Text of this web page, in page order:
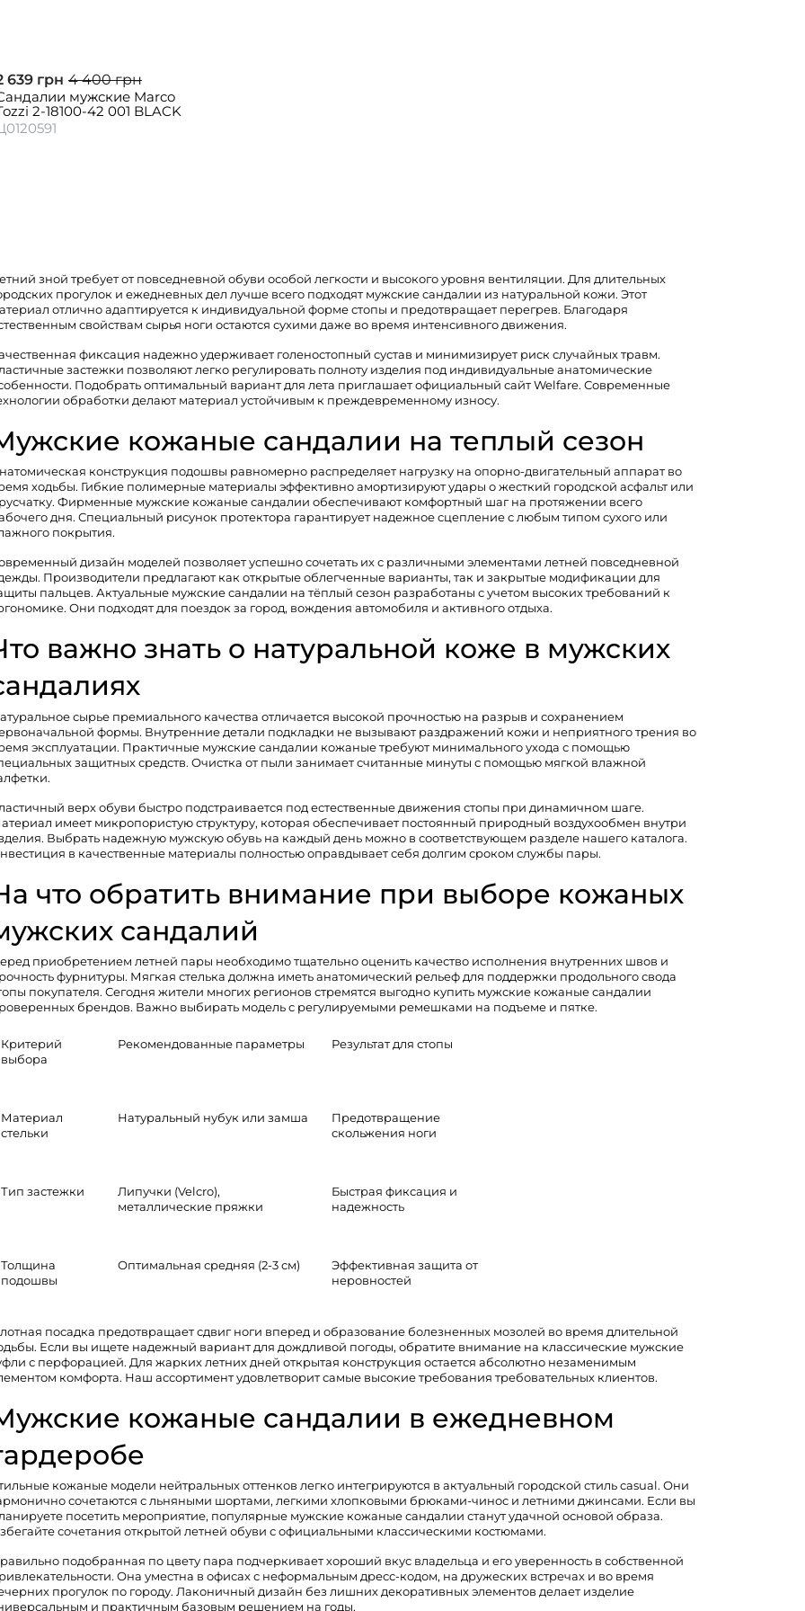
639 грн 4 400 грн
мужские Marco
2-18100-42 001 BLACK
зной требует от повседневной обуви особой легкости и высокого уровня вентиляции. Для длительных
прогулок и ежедневных дел лучше всего подходят мужские сандалии из натуральной кожи. Этот
отлично адаптируется к индивидуальной форме стопы и предотвращает перегрев. Благодаря
свойствам сырья ноги остаются сухими даже во время интенсивного движения.
фиксация надежно удерживает голеностопный сустав и минимизирует риск случайных травм.
застежки позволяют легко регулировать полноту изделия под индивидуальные анатомические
Подобрать оптимальный вариант для лета приглашает официальный сайтWelfare. Современные
обработки делают материал устойчивым к преждевременному износу.
кожаные сандалии на теплый сезон
конструкция подошвы равномерно распределяет нагрузку на опорно-двигательный аппарат во
ходьбы. Гибкие полимерные материалы эффективно амортизируют удары о жесткий городской асфальт или
Фирменные мужские кожаные сандалии обеспечивают комфортный шаг на протяжении всего
дня. Специальный рисунок протектора гарантирует надежное сцепление с любым типом сухого или
покрытия.
дизайн моделей позволяет успешно сочетать их с различными элементами летней повседневной
Производители предлагают как открытые облегченные варианты, так и закрытые модификации для
пальцев. Актуальные мужские сандалии на тёплый сезон разработаны с учетом высоких требований к
Они подходят для поездок за город, вождения автомобиля и активного отдыха.
важно знать о натуральной коже в мужских
сырье премиального качества отличается высокой прочностью на разрыв и сохранением
формы. Внутренние детали подкладки не вызывают раздражений кожи и неприятного трения во
эксплуатации. Практичные мужские сандалии кожаные требуют минимального ухода с помощью
защитных средств. Очистка от пыли занимает считанные минуты с помощью мягкой влажной
верх обуви быстро подстраивается под естественные движения стопы при динамичном шаге.
имеет микропористую структуру, которая обеспечивает постоянный природный воздухообмен внутри
Выбрать надежную мужскую обувь на каждый день можно в соответствующем разделе нашего каталога.
в качественные материалы полностью оправдывает себя долгим сроком службы пары.
что обратить внимание при выборе кожаных
сандалий
приобретением летней пары необходимо тщательно оценить качество исполнения внутренних швов и
фурнитуры. Мягкая стелька должна иметь анатомический рельеф для поддержки продольного свода
покупателя. Сегодня жители многих регионов стремятся выгодно купить мужские кожаные сандалии
брендов. Важно выбирать модель с регулируемыми ремешками на подъеме и пятке.
Критерий
выбора
Рекомендованные параметры Результат для стопы
Материал
стельки
Натуральный нубук или замша
Предотвращение
скольжения ноги
Тип застежки
Липучки (Velcro),
металлические пряжки
Быстрая фиксация и
надежность
Толщина
подошвы
Оптимальная средняя (2-3 см)
Эффективная защита от
неровностей
посадка предотвращает сдвиг ноги вперед и образование болезненных мозолей во время длительной
Если вы ищете надежный вариант для дождливой погоды, обратите внимание на классические мужские
с перфорацией. Для жарких летних дней открытая конструкция остается абсолютно незаменимым
комфорта. Наш ассортимент удовлетворит самые высокие требования требовательных клиентов.
кожаные сандалии в ежедневном
кожаные модели нейтральных оттенков легко интегрируются в актуальный городской стиль casual. Они
сочетаются с льняными шортами, легкими хлопковыми брюками-чинос и летними джинсами. Если вы
посетить мероприятие, популярные мужские кожаные сандалии станут удачной основой образа.
сочетания открытой летней обуви с официальными классическими костюмами.
подобранная по цвету пара подчеркивает хороший вкус владельца и его уверенность в собственной
Она уместна в офисах с неформальным дресс-кодом, на дружеских встречах и во время
прогулок по городу. Лаконичный дизайн без лишних декоративных элементов делает изделие
и практичным базовым решением на годы.